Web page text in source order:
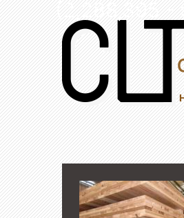
(2,288,395 -